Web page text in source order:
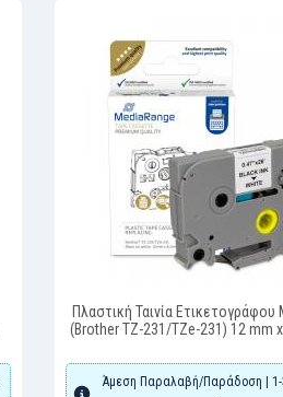
Πλαστική Ταινία Ετικετογράφου
(Brother TZ-231/TZe-231) 12 mm
Άμεση Παραλαβή/Παράδοση | 1-